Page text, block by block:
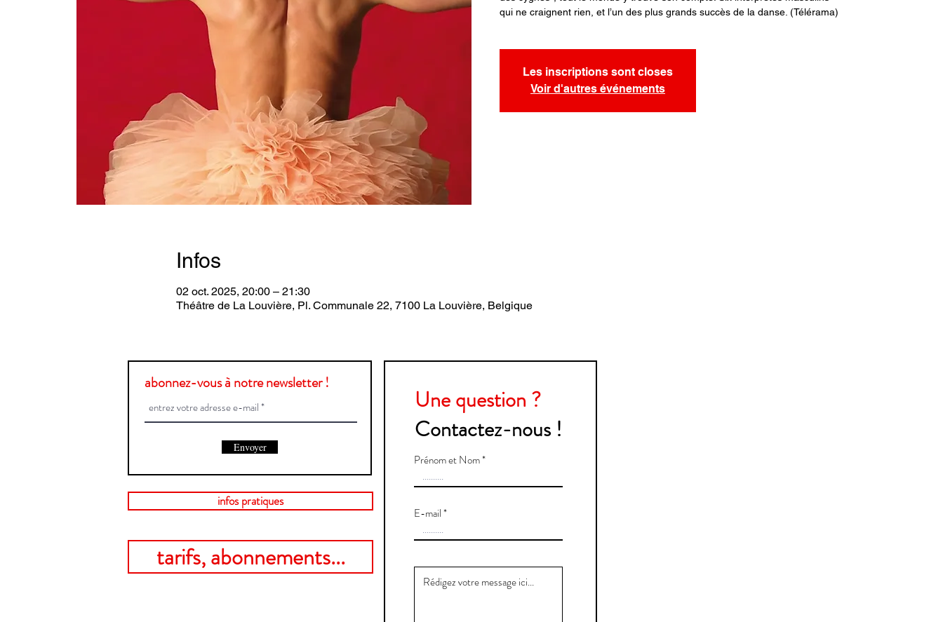
qui ne craignent rien, et l’un des plus grands succès de la danse. (Télérama)
Les inscriptions sont closes
Voir d'autres événements
Infos
02 oct. 2025, 20:00 – 21:30
Théâtre de La Louvière, Pl. Communale 22, 7100 La Louvière, Belgique
abonnez-vous à notre newsletter !
Envoyer
infos pratiques
tarifs, abonnements...
Une question ?
Contactez-nous !
Prénom et Nom
E-mail